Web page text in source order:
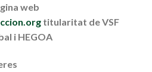
web
titularitat de VSF
i HEGOA